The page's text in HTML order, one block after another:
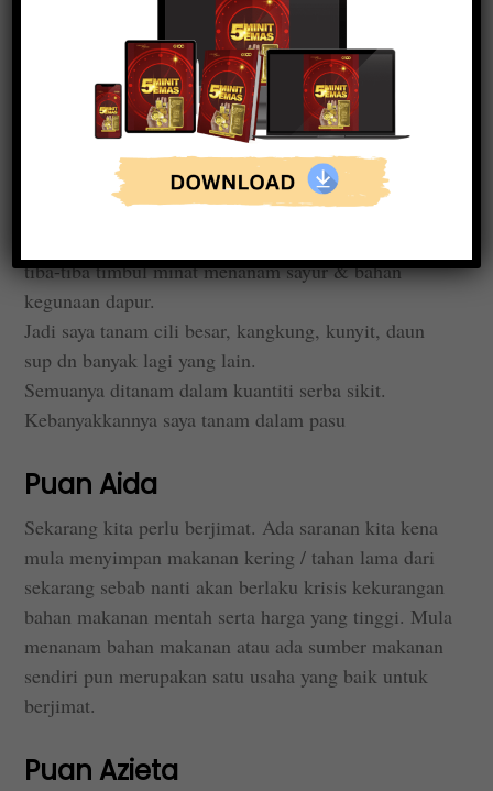
Marilah berkebun. Stok sawi & bendi tak pernah
putus. Nak makan baru petik.
Alhamdulillah.
Puan Nasriah
dulu duduk rumah taman dan sibuk berniaga semua
tiba-tiba timbul minat menanam sayur & bahan
kegunaan dapur.
Jadi saya tanam cili besar, kangkung, kunyit, daun
sup dn banyak lagi yang lain.
Semuanya ditanam dalam kuantiti serba sikit.
Kebanyakkannya saya tanam dalam pasu
Puan Aida
Sekarang kita perlu berjimat. Ada saranan kita kena
mula menyimpan makanan kering / tahan lama dari
sekarang sebab nanti akan berlaku krisis kekurangan
bahan makanan mentah serta harga yang tinggi. Mula
menanam bahan makanan atau ada sumber makanan
sendiri pun merupakan satu usaha yang baik untuk
berjimat.
Puan Azieta